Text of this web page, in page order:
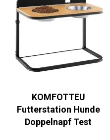
KOMFOTTEU
Futterstation Hunde
Doppelnapf Test